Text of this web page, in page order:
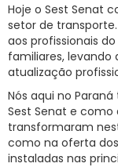
Hoje o Sest Senat
setor de
aos profissionais
familiares, levando
atualização
Nós aqui no
Sest Senat e como
transformaram
como na oferta dos
instaladas nas